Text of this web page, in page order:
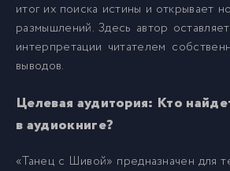
итог их поиска истины и открывает
размышлений. Здесь автор
интерпретации читателем
выводов.
Целевая аудитория: Кто
в аудиокниге?
«Танец с Шивой» предназначен для